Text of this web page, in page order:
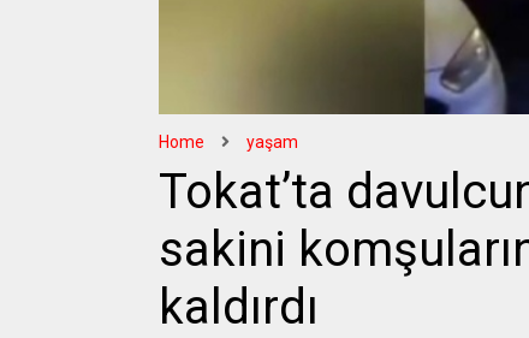
Home yaşam
Tokat’ta
sakini
kaldırdı